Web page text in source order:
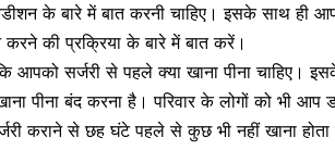
के बारे में बात करनी चाहिए। इसके साथ ही
करने की प्रक्रिया के बारे में बात करें।
सर्जरी से पहले क्या खाना पीना चाहिए।
पीना बंद करना है। परिवार के लोगों को भी आप
कराने से छह घंटे पहले से कुछ भी नहीं खाना होता